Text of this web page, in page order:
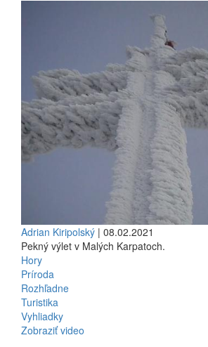
Adrian Kiripolský | 08.02.2021
Pekný výlet v Malých Karpatoch.
Hory
Príroda
Rozhľadne
Turistika
Vyhliadky
Zobraziť video